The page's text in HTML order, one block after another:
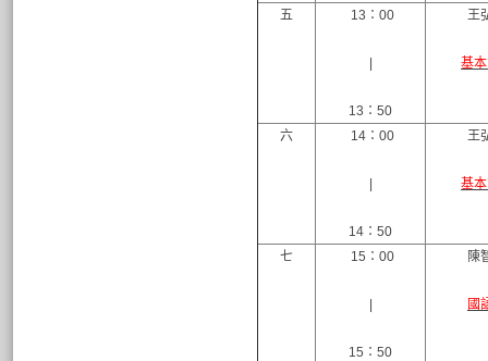
五
13：00
13：50
王
基
六 14：00
14：50
王
基
七 15：00
15：50
陳
國